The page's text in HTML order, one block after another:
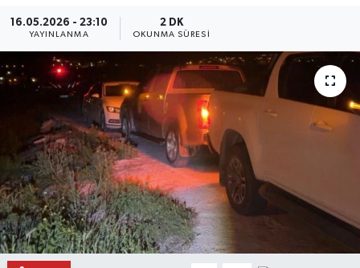
16.05.2026 - 23:10
YAYINLANMA
2 DK
OKUNMA SÜRESI
Çatalzeytin Haberleri
Cide Haberleri
Daday Haberleri
Devrekani Haberleri
Doğanyurt Haberleri
Hanönü Haberleri